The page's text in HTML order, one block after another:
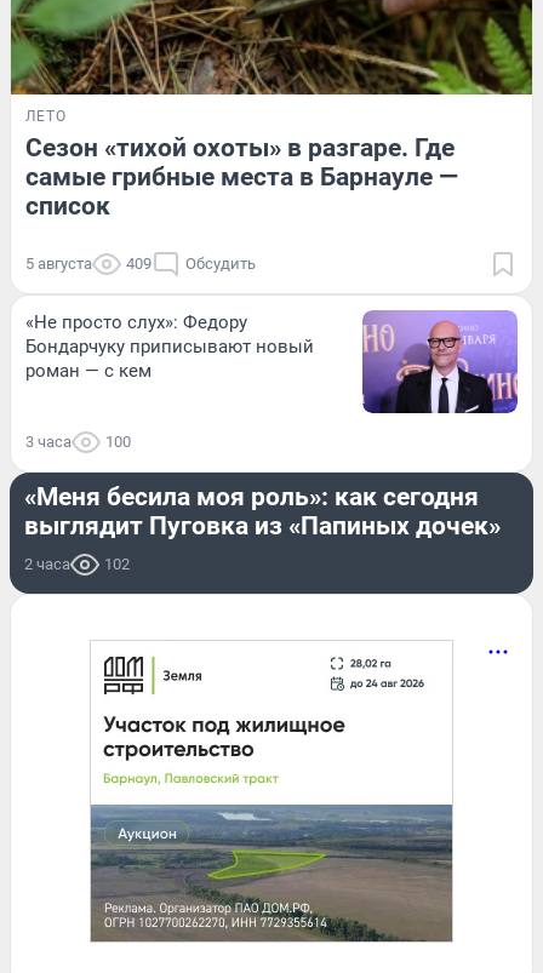
ЛЕТО
Сезон «тихой охоты» в разгаре. Где
самые грибные места в Барнауле —
список
5 августа 409 Обсудить
«Не просто слух»: Федору
Бондарчуку приписывают новый
роман — с кем
3 часа 100
РАЗВЛЕЧЕНИЯ
«Меня бесила моя роль»: как сегодня
выглядит Пуговка из «Папиных дочек»
2 часа 102